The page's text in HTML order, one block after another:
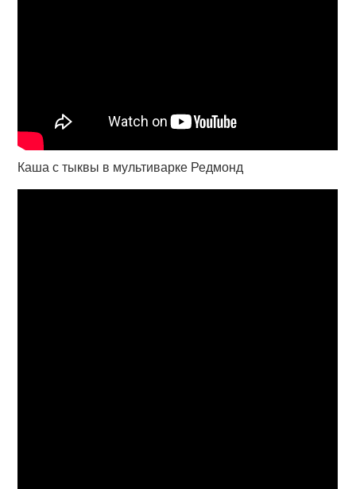
Каша с тыквы в мультиварке Редмонд